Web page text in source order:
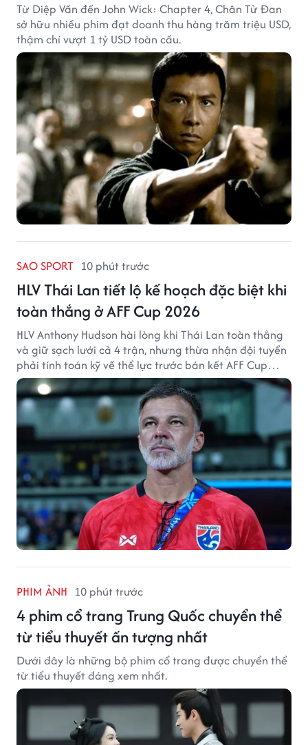
Từ Diệp Vấn đến John Wick: Chapter 4, Chân Tử Đan
sở hữu nhiều phim đạt doanh thu hàng trăm triệu USD,
thậm chí vượt 1 tỷ USD toàn cầu.
SAO SPORT 10 phút trước
HLV Thái Lan tiết lộ kế hoạch đặc biệt khi
toàn thắng ở AFF Cup 2026
HLV Anthony Hudson hài lòng khi Thái Lan toàn thắng
và giữ sạch lưới cả 4 trận, nhưng thừa nhận đội tuyển
phải tính toán kỹ về thể lực trước bán kết AFF Cup
2026.
PHIM ẢNH 10 phút trước
4 phim cổ trang Trung Quốc chuyển thể
từ tiểu thuyết ấn tượng nhất
Dưới đây là những bộ phim cổ trang được chuyển thể
từ tiểu thuyết đáng xem nhất.